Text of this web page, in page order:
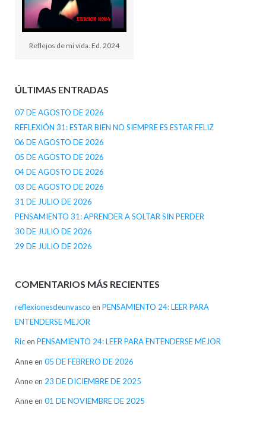
Reflejos de mi vida. Ed. 2024
ÚLTIMAS ENTRADAS
07 DE AGOSTO DE 2026
REFLEXIÓN 31: ESTAR BIEN NO SIEMPRE ES ESTAR FELIZ
06 DE AGOSTO DE 2026
05 DE AGOSTO DE 2026
04 DE AGOSTO DE 2026
03 DE AGOSTO DE 2026
31 DE JULIO DE 2026
PENSAMIENTO 31: APRENDER A SOLTAR SIN PERDER
30 DE JULIO DE 2026
29 DE JULIO DE 2026
COMENTARIOS MÁS RECIENTES
reflexionesdeunvasco en PENSAMIENTO 24: LEER PARA
ENTENDERSE MEJOR
Ricen PENSAMIENTO 24: LEER PARA ENTENDERSE MEJOR
Anneen 05 DE FEBRERO DE 2026
Anneen 23 DE DICIEMBRE DE 2025
Anneen 01 DE NOVIEMBRE DE 2025